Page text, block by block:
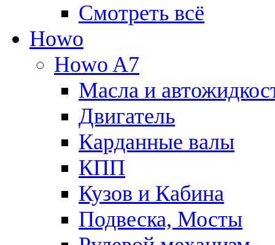
Смотреть всё
Howo
Howo A7
Масла и
Двигатель
Карданные валы
КПП
Кузов и Кабина
Подвеска, Мосты